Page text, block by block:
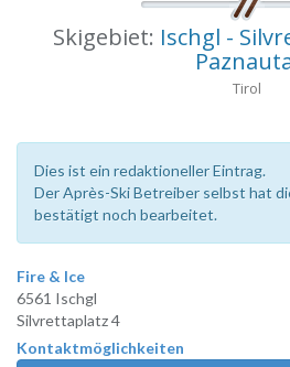
Skigebiet: Ischgl -
Tirol
Dies ist ein redaktioneller Eintrag.
Der Après-Ski Betreiber selbst hat
bestätigt noch bearbeitet.
Fire & Ice
6561 Ischgl
Silvrettaplatz 4
Kontaktmöglichkeiten